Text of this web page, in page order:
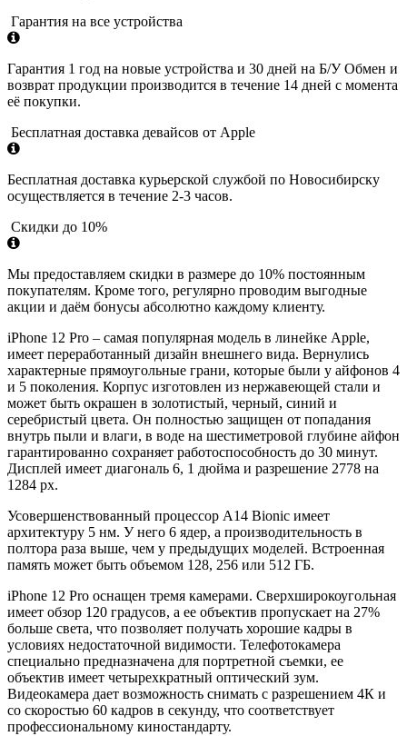
Гарантия на все устройства
Гарантия 1 год на новые устройства и 30 дней на Б/У Обмен и
возврат продукции производится в течение 14 дней с момента
её покупки.
Бесплатная доставка девайсов от Apple
Бесплатная доставка курьерской службой по Новосибирску
осуществляется в течение 2-3 часов.
Скидки до 10%
Мы предоставляем скидки в размере до 10% постоянным
покупателям. Кроме того, регулярно проводим выгодные
акции и даём бонусы абсолютно каждому клиенту.
iPhone 12 Pro – самая популярная модель в линейке Apple,
имеет переработанный дизайн внешнего вида. Вернулись
характерные прямоугольные грани, которые были у айфонов 4
и 5 поколения. Корпус изготовлен из нержавеющей стали и
может быть окрашен в золотистый, черный, синий и
серебристый цвета. Он полностью защищен от попадания
внутрь пыли и влаги, в воде на шестиметровой глубине айфон
гарантированно сохраняет работоспособность до 30 минут.
Дисплей имеет диагональ 6, 1 дюйма и разрешение 2778 на
1284 px.
Усовершенствованный процессор A14 Bionic имеет
архитектуру 5 нм. У него 6 ядер, а производительность в
полтора раза выше, чем у предыдущих моделей. Встроенная
память может быть объемом 128, 256 или 512 ГБ.
iPhone 12 Pro оснащен тремя камерами. Сверхширокоугольная
имеет обзор 120 градусов, а ее объектив пропускает на 27%
больше света, что позволяет получать хорошие кадры в
условиях недостаточной видимости. Телефотокамера
специально предназначена для портретной съемки, ее
объектив имеет четырехкратный оптический зум.
Видеокамера дает возможность снимать с разрешением 4К и
со скоростью 60 кадров в секунду, что соответствует
профессиональному киностандарту.